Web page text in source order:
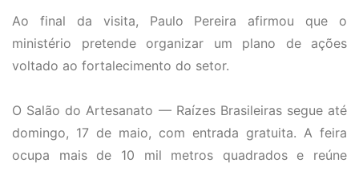
Ao final da visita, Paulo Pereira afirmou que o
ministério pretende organizar um plano de ações
voltado ao fortalecimento do setor.
O Salão do Artesanato — Raízes Brasileiras segue até
domingo, 17 de maio, com entrada gratuita. A feira
ocupa mais de 10 mil metros quadrados e reúne